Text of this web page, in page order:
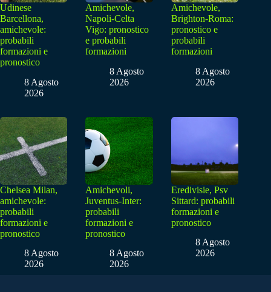
Udinese
Barcellona,
amichevole:
probabili
formazioni e
pronostico
8 Agosto
2026
Amichevole,
Napoli-Celta
Vigo: pronostico
e probabili
formazioni
8 Agosto
2026
Amichevole,
Brighton-Roma:
pronostico e
probabili
formazioni
8 Agosto
2026
Chelsea Milan,
amichevole:
probabili
formazioni e
pronostico
8 Agosto
2026
Amichevoli,
Juventus-Inter:
probabili
formazioni e
pronostico
8 Agosto
2026
Eredivisie, Psv
Sittard: probabili
formazioni e
pronostico
8 Agosto
2026